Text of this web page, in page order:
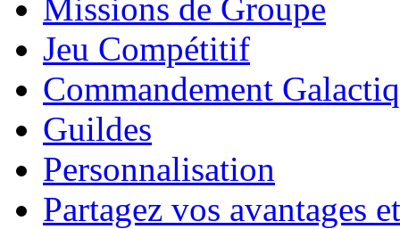
Missions de Groupe
Jeu Compétitif
Commandement
Guildes
Personnalisation
Partagez vos avantages